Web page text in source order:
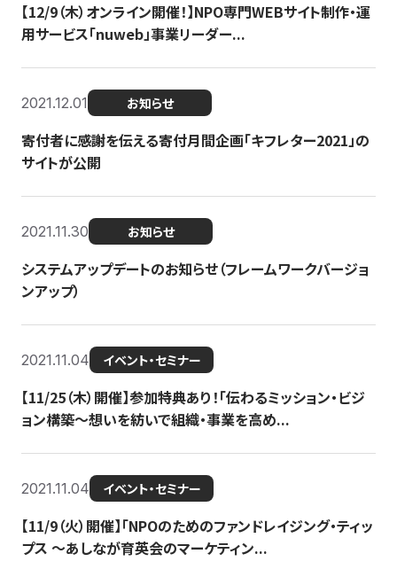
【12/9（木）オンライン開催！】NPO専門WEBサイト制作・運
用サービス「nuweb」事業リーダー...
2021.12.01 お知らせ
寄付者に感謝を伝える寄付月間企画「キフレター2021」の
サイトが公開
2021.11.30 お知らせ
システムアップデートのお知らせ（フレームワークバージョ
ンアップ）
2021.11.04 イベント・セミナー
【11/25（木）開催】参加特典あり！「伝わるミッション・ビジ
ョン構築〜想いを紡いで組織・事業を高め...
2021.11.04 イベント・セミナー
【11/9（火）開催】「NPOのためのファンドレイジング・ティッ
プス 〜あしなが育英会のマーケティン...